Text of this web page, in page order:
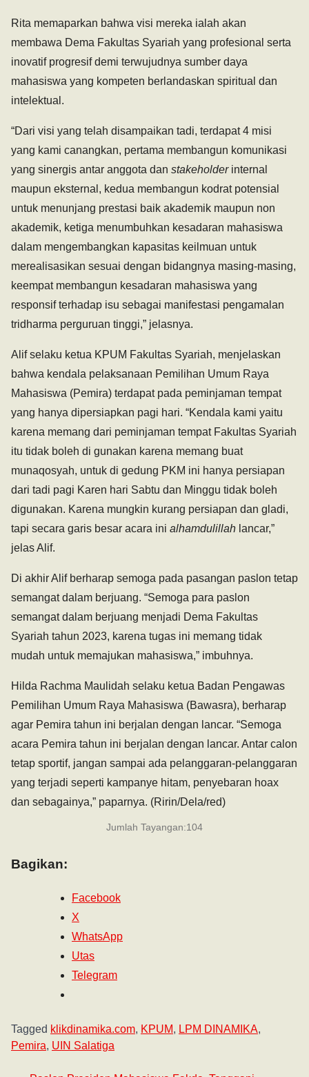
Rita memaparkan bahwa visi mereka ialah akan
membawa Dema Fakultas Syariah yang profesional serta
inovatif progresif demi terwujudnya sumber daya
mahasiswa yang kompeten berlandaskan spiritual dan
intelektual.
“Dari visi yang telah disampaikan tadi, terdapat 4 misi
yang kami canangkan, pertama membangun komunikasi
yang sinergis antar anggota dan stakeholderinternal
maupun eksternal, kedua membangun kodrat potensial
untuk menunjang prestasi baik akademik maupun non
akademik, ketiga menumbuhkan kesadaran mahasiswa
dalam mengembangkan kapasitas keilmuan untuk
merealisasikan sesuai dengan bidangnya masing-masing,
keempat membangun kesadaran mahasiswa yang
responsif terhadap isu sebagai manifestasi pengamalan
tridharma perguruan tinggi,” jelasnya.
Alif selaku ketua KPUM Fakultas Syariah, menjelaskan
bahwa kendala pelaksanaan Pemilihan Umum Raya
Mahasiswa (Pemira) terdapat pada peminjaman tempat
yang hanya dipersiapkan pagi hari. “Kendala kami yaitu
karena memang dari peminjaman tempat Fakultas Syariah
itu tidak boleh di gunakan karena memang buat
munaqosyah, untuk di gedung PKM ini hanya persiapan
dari tadi pagi Karen hari Sabtu dan Minggu tidak boleh
digunakan. Karena mungkin kurang persiapan dan gladi,
tapi secara garis besar acara ini alhamdulillah lancar,”
jelas Alif.
Di akhir Alif berharap semoga pada pasangan paslon tetap
semangat dalam berjuang. “Semoga para paslon
semangat dalam berjuang menjadi Dema Fakultas
Syariah tahun 2023, karena tugas ini memang tidak
mudah untuk memajukan mahasiswa,” imbuhnya.
Hilda Rachma Maulidah selaku ketua Badan Pengawas
Pemilihan Umum Raya Mahasiswa (Bawasra), berharap
agar Pemira tahun ini berjalan dengan lancar. “Semoga
acara Pemira tahun ini berjalan dengan lancar. Antar calon
tetap sportif, jangan sampai ada pelanggaran-pelanggaran
yang terjadi seperti kampanye hitam, penyebaran hoax
dan sebagainya,” paparnya. (Ririn/Dela/red)
Jumlah Tayangan:104
Bagikan:
Facebook
X
WhatsApp
Utas
Telegram
Tagged klikdinamika.com, KPUM, LPM DINAMIKA,
Pemira, UIN Salatiga